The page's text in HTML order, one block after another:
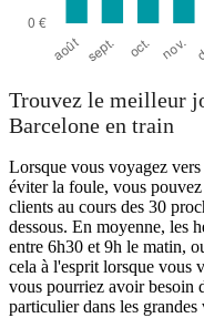
Trouvez le meilleur
Barcelone en train
Lorsque vous voyagez
éviter la foule, vous
clients au cours des 30
dessous. En moyenne, les
entre 6h30 et 9h le matin,
cela à l'esprit lorsque vous
vous pourriez avoir besoin
particulier dans les grandes